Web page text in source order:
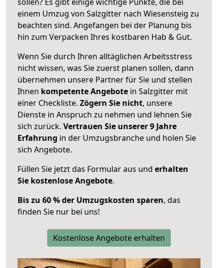
einem Umzug von Salzgitter nach Wiesensteig zu
beachten sind. Angefangen bei der Planung bis
hin zum Verpacken Ihres kostbaren Hab & Gut.
Wenn Sie durch Ihren alltäglichen Arbeitsstress
nicht wissen, was Sie zuerst planen sollen, dann
übernehmen unsere Partner für Sie und stellen
Ihnen kompetente Angebote in Salzgitter mit
einer Checkliste. Zögern Sie nicht, unsere
Dienste in Anspruch zu nehmen und lehnen Sie
sich zurück. Vertrauen Sie unserer 9 Jahre
Erfahrung in der Umzugsbranche und holen Sie
sich Angebote.
Füllen Sie jetzt das Formular aus und erhalten
Sie kostenlose Angebote.
Bis zu 60 % der Umzugskosten sparen, das
finden Sie nur bei uns!
Kostenlose Angebote erhalten